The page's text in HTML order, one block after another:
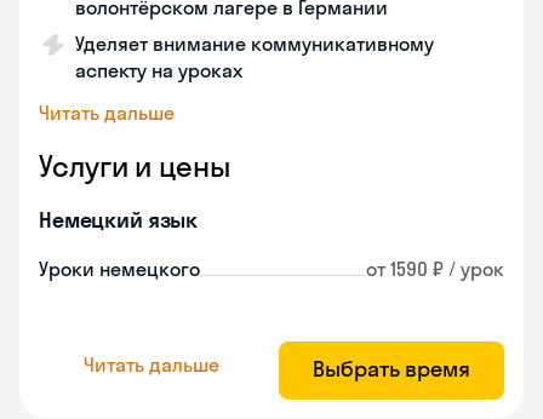
волонтёрском лагере в Германии
Уделяет внимание коммуникативному
аспекту на уроках
Читать дальше
Услуги и цены
Немецкий язык
Уроки немецкого от 1590 ₽ / урок
Читать дальше Выбрать время